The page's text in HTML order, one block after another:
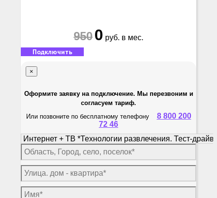
9500 руб. в мес.
Подключить
×
Оформите заявку на подключение. Мы перезвоним и
согласуем тариф.
Или позвоните по бесплатному телефону 8 800 200
72 46